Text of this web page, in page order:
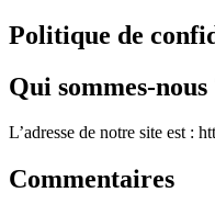
Politique de
Qui sommes-nous
L’adresse de notre site est :
Commentaires